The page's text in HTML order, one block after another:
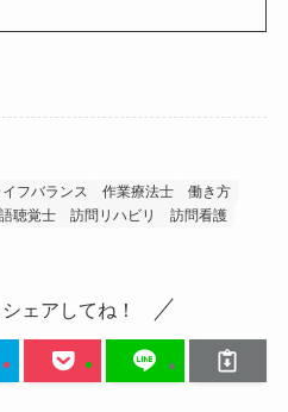
フバランス 作業療法士
働き方
聴覚士 訪問リハビリ
訪問看護
ェアしてね！